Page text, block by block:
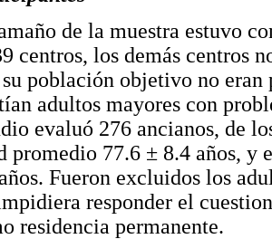
de la muestra estuvo
centros, los demás centros
población objetivo no eran
adultos mayores con
evaluó 276 ancianos, de
promedio 77.6 ± 8.4 años, y
Fueron excluidos los
responder el
residencia permanente.